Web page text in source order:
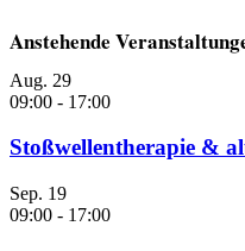
Anstehende
Aug. 29
09:00 - 17:00
Stoßwellentherapie &
Sep. 19
09:00 - 17:00